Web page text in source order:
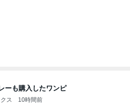
ーも購入したワンピ
ス 10時間前